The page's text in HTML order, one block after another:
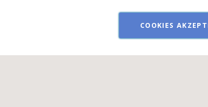
Verkauf
COOKIES